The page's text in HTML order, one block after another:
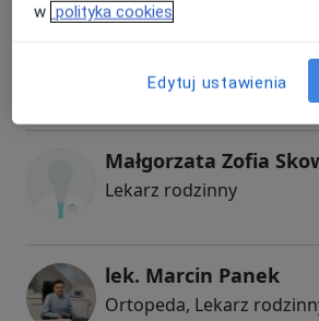
5 opinii
Małgorzata Zofia
Lekarz rodzinny
lek. Marcin Panek
w polityka cookies
Edytuj ustawienia